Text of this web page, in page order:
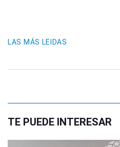
LAS MÁS LEIDAS
TE PUEDE INTERESAR